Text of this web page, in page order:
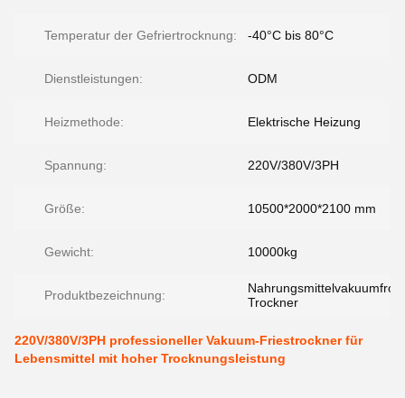
Temperatur der Gefriertrocknung: -40°C bis 80°C
Dienstleistungen: ODM
Heizmethode: Elektrische Heizung
Spannung: 220V/380V/3PH
Größe: 10500*2000*2100 mm
Gewicht: 10000kg
Produktbezeichnung:
Trockner
220V/380V/3PH professioneller Vakuum-Friestrockner für
Lebensmittel mit hoher Trocknungsleistung